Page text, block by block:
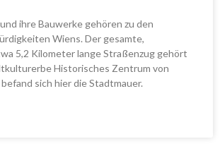
ihre Bauwerke gehören zu den
Wiens. Der gesamte,
5,2 Kilometer lange Straßenzug gehört
Historisches Zentrum von
befand sich hier die Stadtmauer.